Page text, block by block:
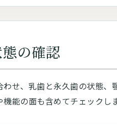
の確認
わせ、乳歯と永久歯の状態
能の面も含めてチェックしま